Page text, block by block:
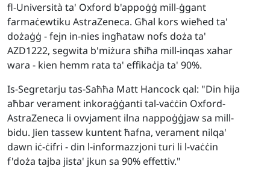
fl-Università ta' Oxford b'appoġġ mill-ġgant
farmaċewtiku AstraZeneca. Għal kors wieħed ta'
dożaġġ - fejn in-nies ingħataw nofs doża ta'
AZD1222, segwita b'miżura sħiħa mill-inqas xahar
wara - kien hemm rata ta' effikaċja ta' 90%.
Is-Segretarju tas-Saħħa Matt Hancock qal: "Din hija
aħbar verament inkoraġġanti tal-vaċċin Oxford-
AstraZeneca li ovvjament ilna nappoġġjaw sa mill-
bidu. Jien tassew kuntent ħafna, verament nilqa'
dawn iċ-ċifri - din l-informazzjoni turi li l-vaċċin
f'doża tajba jista' jkun sa 90% effettiv."